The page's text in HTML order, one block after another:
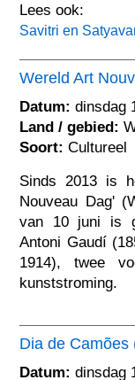
Lees ook:
Savitri en
Wereld Art
Datum: dinsdag
Land / gebied:
Soort: Cultureel
Sinds 2013 is
Nouveau Dag'
van 10 juni is
Antoni Gaudí
1914), twee
kunststroming.
Dia de Camões
Datum: dinsdag